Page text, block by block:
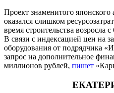
Проект знаменитого
оказался слишком
время строительства возросла
В связи с индексацией цен на
оборудования от подрядчика
запрос на дополнительное
миллионов рублей, пишет